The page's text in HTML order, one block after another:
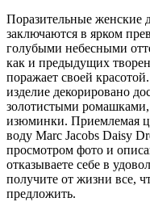
Поразительные
заключаются в ярком
голубыми небесными
как и предыдущих
поражает своей
изделие декорировано
золотистыми
изюминки. Приемлемая
воду Marc Jacobs Daisy
просмотром фото и
отказываете себе в
получите от жизни все,
предложить.